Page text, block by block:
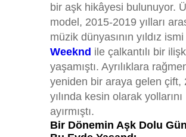
bir aşk hikâyesi bulunuyor.
model, 2015-2019 yılları
müzik dünyasının yıldız ismi
Weeknd ile çalkantılı bir
yaşamıştı. Ayrılıklara
yeniden bir araya gelen çift,
yılında kesin olarak yollarını
ayırmıştı.
Bir Dönemin Aşk Dolu